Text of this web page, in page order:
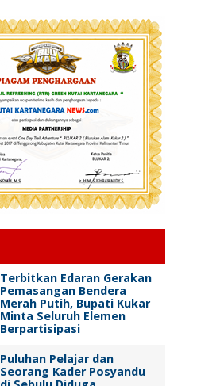
Terbitkan Edaran Gerakan
Pemasangan Bendera
Merah Putih, Bupati Kukar
Minta Seluruh Elemen
Berpartisipasi
Puluhan Pelajar dan
Seorang Kader Posyandu